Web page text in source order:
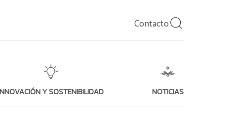
Contacto
INNOVACIÓN Y SOSTENIBILIDAD NOTICIAS